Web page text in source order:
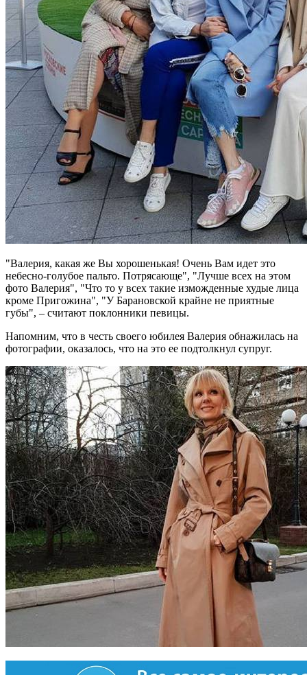
"Валерия, какая же Вы хорошенькая! Очень Вам идет это
небесно-голубое пальто. Потрясающе", "Лучше всех на этом
фото Валерия", "Что то у всех такие изможденные худые лица
кроме Пригожина", "У Барановской крайне не приятные
губы", – считают поклонники певицы.
Напомним, что в честь своего юбилея Валерия обнажилась на
фотографии, оказалось, что на это ее подтолкнул супруг.